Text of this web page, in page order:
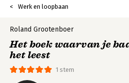
Werk en loopbaan
1 stem
Roland Grootenboer
Het boek waarvan je
het leest